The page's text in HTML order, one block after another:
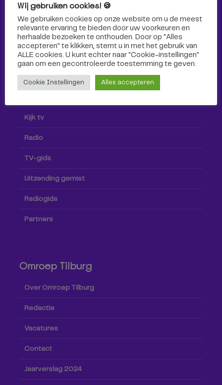
Volg Omroep Tilburg niet alleen hier, maar ook via social
media!
Kijk tv
Radio
TV-gids
Uitzending gemist
Radiogids
Partners
Omroep Tilburg
Over Omroep Tilburg
Redactie
Vacatures
Contact
Jaarverslag 2024
Wij gebruiken cookies! 🍪
We gebruiken cookies op onze website om u de meest
relevante ervaring te bieden door uw voorkeuren en
herhaalde bezoeken te onthouden. Door op "Alles
accepteren" te klikken, stemt u in met het gebruik van
ALLE cookies. U kunt echter naar "Cookie-instellingen"
gaan om een ​​gecontroleerde toestemming te geven.
Cookie Instellingen Alles accepteren